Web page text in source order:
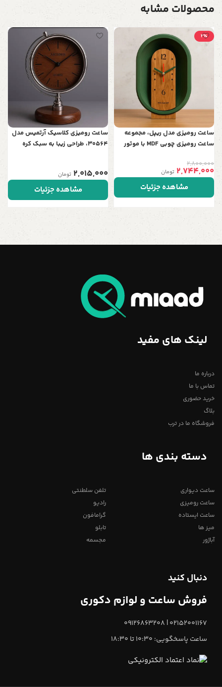
محصولات مشابه
2٪
ساعت رومیزی مدل ریپل، مجموعه
ساعت رومیزی چوبی‌ MDF با موتور
2,800,000
2,744,000 تومان
مشاهده جزئیات
ساعت رومیزی کلاسیک آرتمیس مدل
30564، طراحی زیبا به سبک کره
2,015,000 تومان
مشاهده جزئیات
لینک های مفید
درباره ما
تماس با ما
خرید حضوری
بلاگ
فروشگاه ما در ترب
دسته بندی ها
ساعت دیواری
ساعت رومیزی
ساعت ایستاده
میز ها
آباژور
تلفن سلطنتی
رادیو
گرامافون
تابلو
مجسمه
دنبال کنید
فروش ساعت و لوازم دکوری
02152001167 | 09126863208
ساعت پاسخگویی: 10:30 تا 18:30